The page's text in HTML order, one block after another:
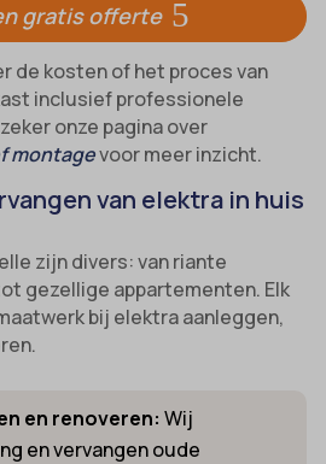
gratis offerte
de kosten of het proces van
inclusief professionele
onze pagina over
montagevoor meer inzicht.
van elektra in huis
zijn divers: van riante
gezellige appartementen. Elk
bij elektra aanleggen,
en renoveren: Wij
en vervangen oude